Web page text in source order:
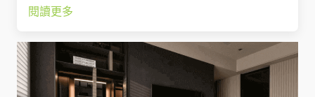
閱讀更多